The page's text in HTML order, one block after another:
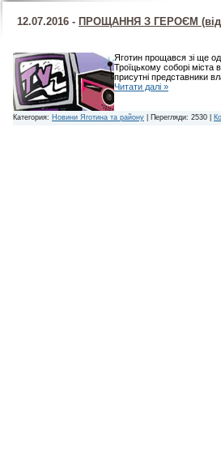
12.07.2016 - ПРОЩАННЯ З ГЕРОЄМ
Яготин прощався зі ще
Троїцькому соборі міста
присутні представники
Читати далі »
Категория: Новини Яготина та району | Перегляди: 2530 |